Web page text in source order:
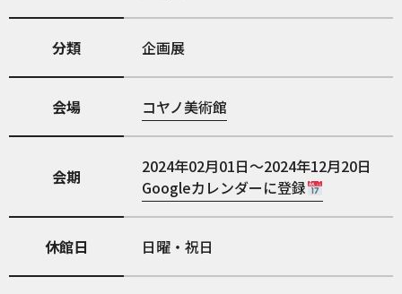
分類 企画展
会場 コヤノ美術館
会期
2024年02月01日～2024年12月20日
Googleカレンダーに登録
休館日 日曜・祝日